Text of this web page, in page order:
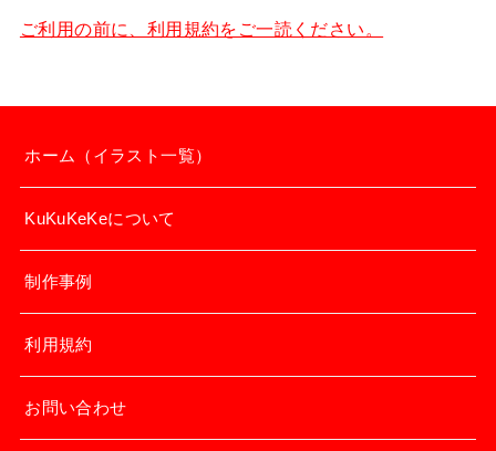
ご利用の前に、利用規約をご一読ください。
ホーム（イラスト一覧）
KuKuKeKeについて
制作事例
利用規約
お問い合わせ